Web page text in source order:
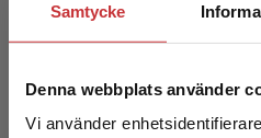
Samtycke
Denna webbplats använder
Vi använderOmvårdnadens